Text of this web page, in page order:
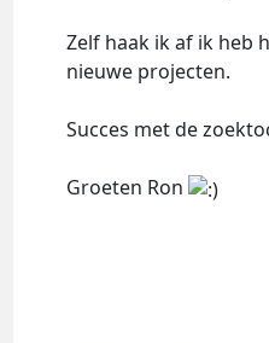
Zelf haak ik af ik heb
nieuwe projecten.
Succes met de
Groeten Ron